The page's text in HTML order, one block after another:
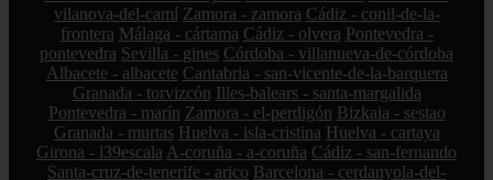
vilanova-del-camí Zamora - zamora Cádiz - conil-de-la-
frontera Málaga - cártama Cádiz - olvera Pontevedra -
pontevedra Sevilla - gines Córdoba - villanueva-de-córdoba
Albacete - albacete Cantabria - san-vicente-de-la-barquera
Granada - torvizcón Illes-balears - santa-margalida
Pontevedra - marín Zamora - el-perdigón Bizkaia - sestao
Granada - murtas Huelva - isla-cristina Huelva - cartaya
Girona - l39escala A-coruña - a-coruña Cádiz - san-fernando
Santa-cruz-de-tenerife - arico Barcelona - cerdanyola-del-